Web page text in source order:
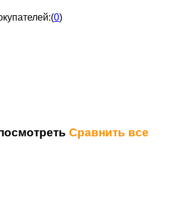
(0)
Сравнить все